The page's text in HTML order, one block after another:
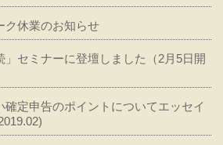
ク休業のお知らせ
」セミナーに登壇しました（2月5日開
確定申告のポイントについてエッセイ